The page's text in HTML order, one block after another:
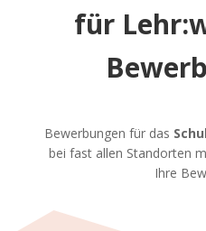
für
Bewerbungen für das
bei fast allen Standorten
Ihre